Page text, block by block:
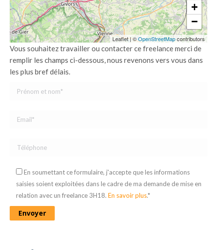
+
−
Leaflet|©OpenStreetMapcontributors
Vous souhaitez travailler ou contacter ce freelance merci de
remplir les champs ci-dessous, nous revenons vers vous dans
les plus bref délais.
En soumettant ce formulaire, j'accepte que les informations
saisies soient exploitées dans le cadre de ma demande de mise en
relation avec un freelance 3H18. En savoir plus.*